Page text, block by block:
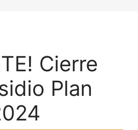
Cierre
Plan